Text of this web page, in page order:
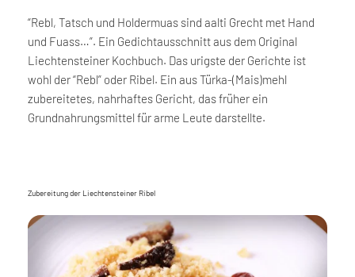
“Rebl, Tatsch und Holdermuas sind aalti Grecht met Hand
und Fuass…”. Ein Gedichtausschnitt aus dem Original
Liechtensteiner Kochbuch. Das urigste der Gerichte ist
wohl der “Rebl” oder Ribel. Ein aus Türka-(Mais)mehl
zubereitetes, nahrhaftes Gericht, das früher ein
Grundnahrungsmittel für arme Leute darstellte.
Zubereitung der Liechtensteiner Ribel